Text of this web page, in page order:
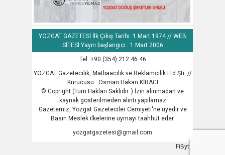
YOZGAT GAZETESİ İlk Çıkış Tarihi: 1 Mart 1974 // WEB
SİTESİ Yayın başlangıcı : 1 Mart 2006
Tel: +90 (354) 212 46 46
YOZGAT Gazetecilik, Matbaacılık ve Reklamcılık Ltd.Şti. //
Kurucusu : Osman Hakan KİRACI
© Copright (Tüm Hakları Saklıdır. ) İzin alınmadan ve
kaynak gösterilmeden alıntı yapılamaz
Gazetemiz, Yozgat Gazeteciler Cemiyeti'ne üyedir ve
Basın Meslek ilkelerine uymayı taahhüt eder.
yozgatgazetesi@gmail.com
FiByte